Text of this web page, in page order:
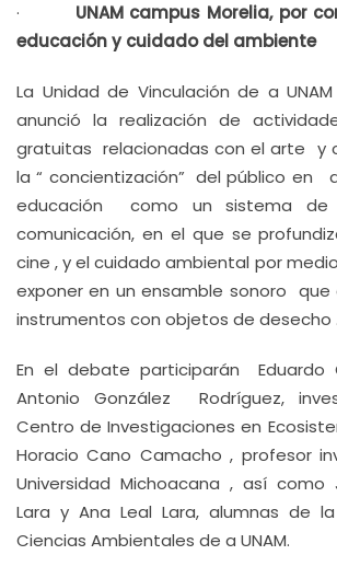
· UNAM campus Morelia, por
educación y cuidado del ambiente
La Unidad de Vinculación de a
anunció la realización de
gratuitas relacionadas con el arte y
la “ concientización” del público en
educación como un sistema
comunicación, en el que se
cine , y el cuidado ambiental por
exponer en un ensamble sonoro que
instrumentos con objetos de desecho .
En el debate participarán Eduardo
Antonio González Rodríguez,
Centro de Investigaciones en
Horacio Cano Camacho , profesor
Universidad Michoacana , así como
Lara y Ana Leal Lara, alumnas de
Ciencias Ambientales de a UNAM.